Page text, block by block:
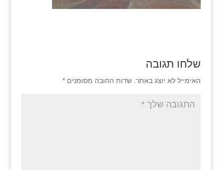
שלחו תגובה
האימייל לא יוצג באתר. שדות החובה מסומנים *